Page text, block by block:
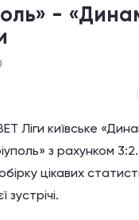
-
Ліги київське
з рахунком
цікавих
зустрічі.